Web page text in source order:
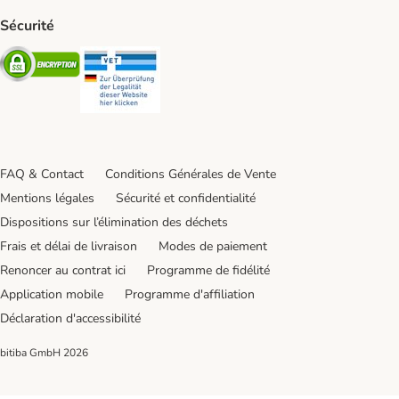
Sécurité
Security
FAQ & Contact
Conditions Générales de Vente
Mentions légales
Sécurité et confidentialité
Dispositions sur l’élimination des déchets
Frais et délai de livraison
Modes de paiement
Renoncer au contrat ici
Programme de fidélité
Application mobile
Programme d'affiliation
Déclaration d'accessibilité
bitiba GmbH 2026